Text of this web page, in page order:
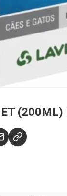
(200ML)